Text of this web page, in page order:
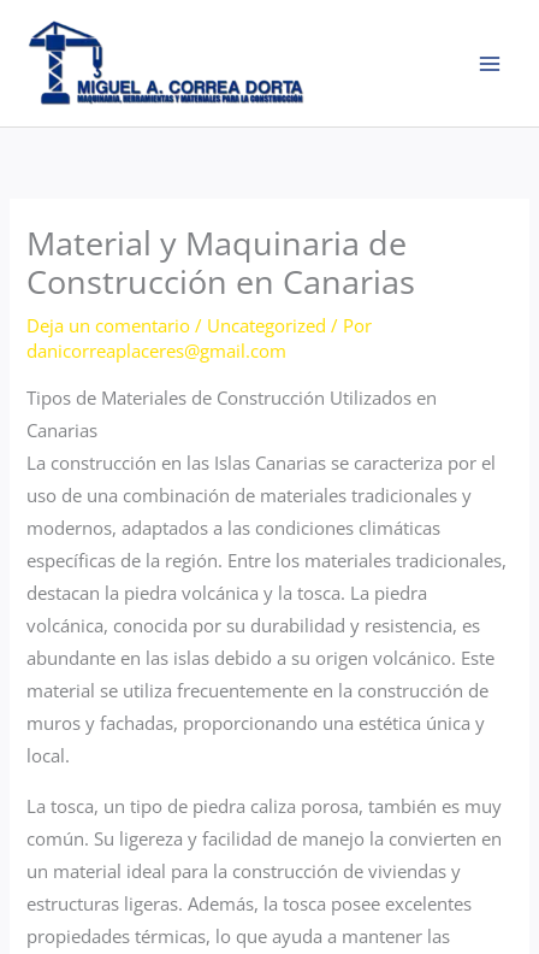
contenido
Material y Maquinaria de
Construcción en Canarias
Deja un comentario / Uncategorized / Por
danicorreaplaceres@gmail.com
Tipos de Materiales de Construcción Utilizados en
Canarias
La construcción en las Islas Canarias se caracteriza por el
uso de una combinación de materiales tradicionales y
modernos, adaptados a las condiciones climáticas
específicas de la región. Entre los materiales tradicionales,
destacan la piedra volcánica y la tosca. La piedra
volcánica, conocida por su durabilidad y resistencia, es
abundante en las islas debido a su origen volcánico. Este
material se utiliza frecuentemente en la construcción de
muros y fachadas, proporcionando una estética única y
local.
La tosca, un tipo de piedra caliza porosa, también es muy
común. Su ligereza y facilidad de manejo la convierten en
un material ideal para la construcción de viviendas y
estructuras ligeras. Además, la tosca posee excelentes
propiedades térmicas, lo que ayuda a mantener las